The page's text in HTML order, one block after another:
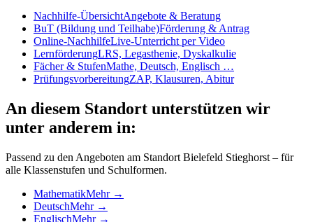
Nachhilfe-ÜbersichtAngebote & Beratung
BuT (Bildung und Teilhabe)Förderung & Antrag
Online-NachhilfeLive-Unterricht per Video
LernförderungLRS, Legasthenie, Dyskalkulie
Fächer & StufenMathe, Deutsch, Englisch …
PrüfungsvorbereitungZAP, Klausuren, Abitur
An diesem Standort unterstützen wir
unter anderem in:
Passend zu den Angeboten am Standort Bielefeld Stieghorst – für
alle Klassenstufen und Schulformen.
MathematikMehr →
DeutschMehr →
EnglischMehr →